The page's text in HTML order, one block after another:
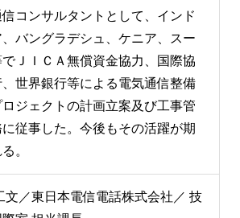
コンサルタントとして、インド
、バングラデシュ、ケニア、スー
でＪＩＣＡ無償資金協力、国際協
、世界銀行等による電気通信整備
ジェクトの計画立案及び工事管
従事した。今後もその活躍が期
。
文／東日本電信電話株式会社／ 技